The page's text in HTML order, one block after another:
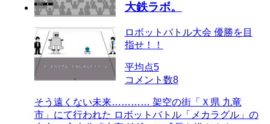
大鉄ラボ。
ロボットバトル大会 優勝を目
指せ！！
平均点5
コメント数8
そう遠くない未来………… 架空の街「Ｘ県 九竜
市」にて行われた ロボットバトル「メカラグル」の